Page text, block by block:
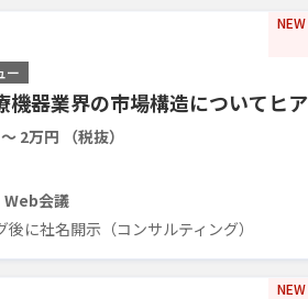
NEW
ー
機器業界の市場構造についてヒ
2万円 （税抜）
Web会議
後に社名開示（コンサルティング）
NEW